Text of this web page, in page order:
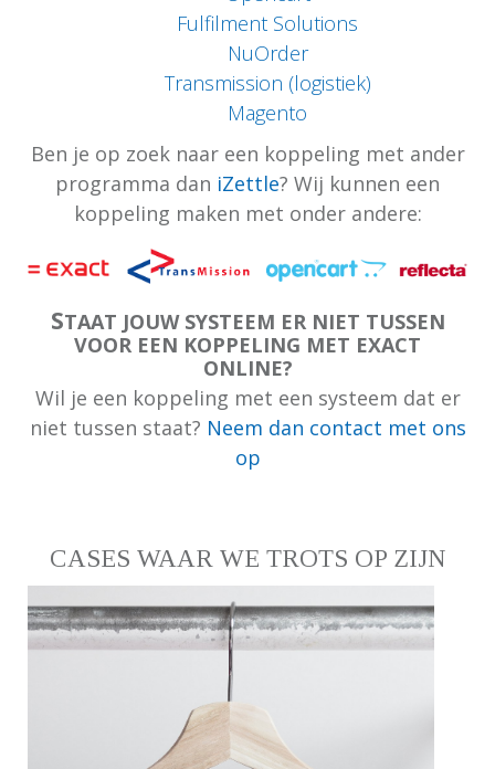
Fulfilment Solutions
NuOrder
Transmission (logistiek)
Magento
Ben je op zoek naar een koppeling met ander
programma dan iZettle? Wij kunnen een
koppeling maken met onder andere:
STAAT JOUW SYSTEEM ER NIET TUSSEN
VOOR EEN KOPPELING MET EXACT
ONLINE?
Wil je een koppeling met een systeem dat er
niet tussen staat? Neem dan contact met ons
op
CASES WAAR WE TROTS OP ZIJN